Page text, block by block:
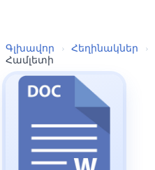
Գլխավոր › Հեղինակներ ›
Համլետի